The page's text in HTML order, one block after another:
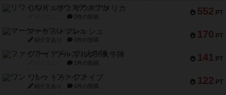
552 PT
リワイルド：サウスアメリカ
2件の投稿
170 PT
マーケットフレッシュ
紹介文あり 1件の投稿
141 PT
ファイアー・ブルズ / 火牛陣
1件の投稿
122 PT
ワン・トゥ・ファイブ
紹介文あり 1件の投稿